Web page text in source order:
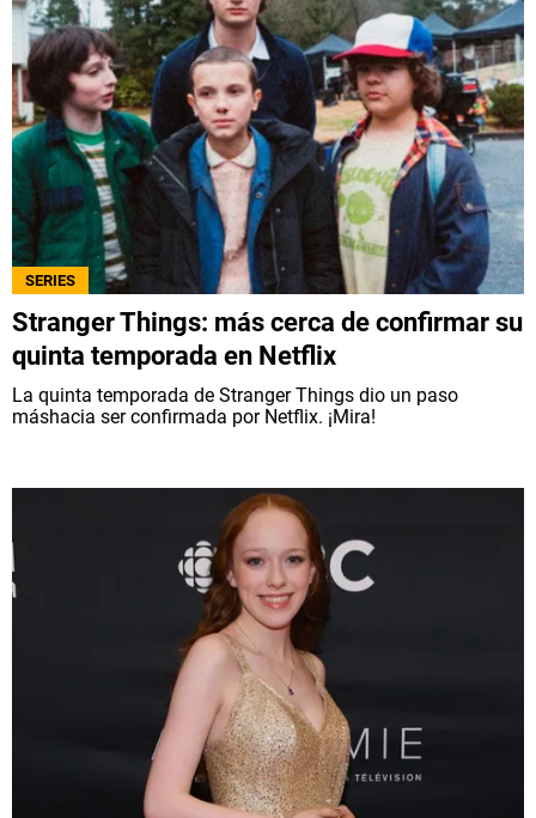
SERIES
Stranger Things: más cerca de confirmar su
quinta temporada en Netflix
La quinta temporada de Stranger Things dio un paso
máshacia ser confirmada por Netflix. ¡Mira!